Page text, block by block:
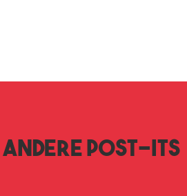
Andere post-its